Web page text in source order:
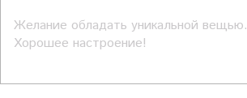
Желание обладать уникальной вещью.
Хорошее настроение!